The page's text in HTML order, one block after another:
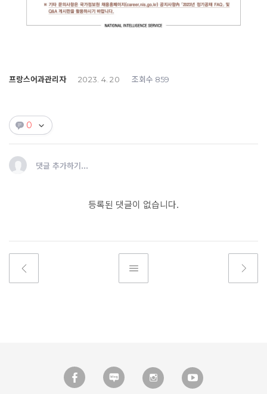
프랑스어과관리자 2023. 4. 20 조회수 859
0
댓글 추가하기...
등록된 댓글이 없습니다.